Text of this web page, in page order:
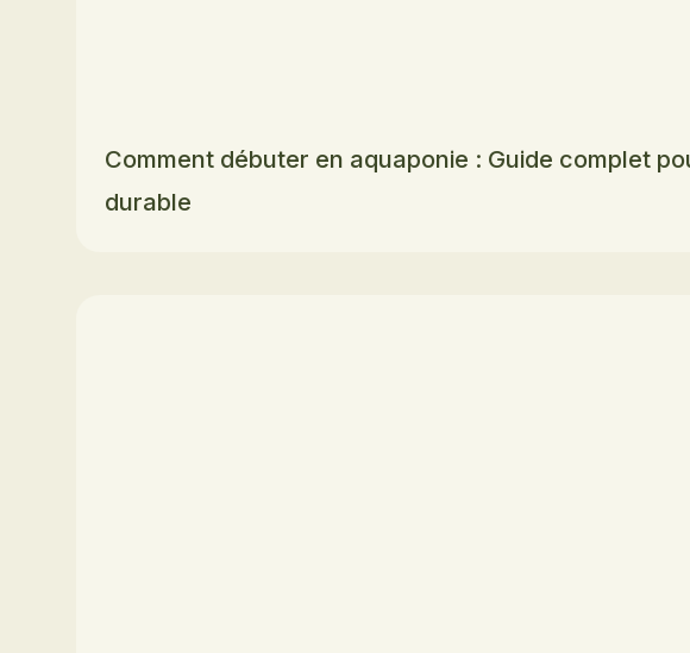
Comment débuter en aquaponie : Guide complet
durable